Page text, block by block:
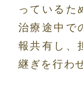
っているた
治療途中で
報共有し、
継ぎを行わ